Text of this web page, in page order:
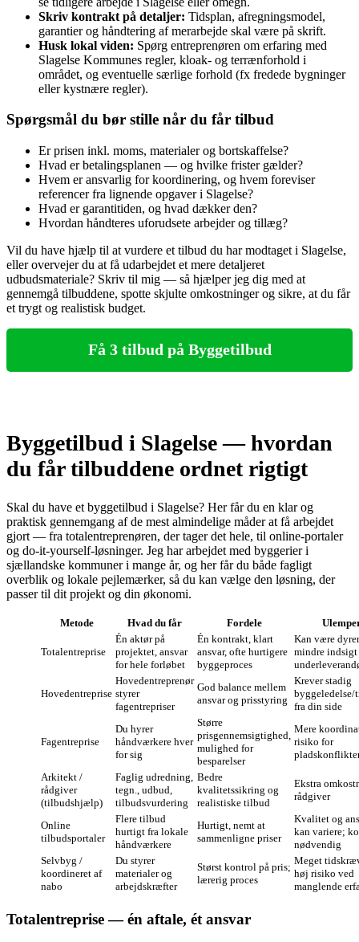
Skriv kontrakt på detaljer: Tidsplan, afregningsmodel,
garantier og håndtering af merarbejde skal være på skrift.
Husk lokal viden: Spørg entreprenøren om erfaring med
Slagelse Kommunes regler, kloak- og terrænforhold i
området, og eventuelle særlige forhold (fx fredede bygninger
eller kystnære regler).
Spørgsmål du bør stille når du får tilbud
Er prisen inkl. moms, materialer og bortskaffelse?
Hvad er betalingsplanen — og hvilke frister gælder?
Hvem er ansvarlig for koordinering, og hvem foreviser
referencer fra lignende opgaver i Slagelse?
Hvad er garantitiden, og hvad dækker den?
Hvordan håndteres uforudsete arbejder og tillæg?
Vil du have hjælp til at vurdere et tilbud du har modtaget i Slagelse,
eller overvejer du at få udarbejdet et mere detaljeret
udbudsmateriale? Skriv til mig — så hjælper jeg dig med at
gennemgå tilbuddene, spotte skjulte omkostninger og sikre, at du får
et trygt og realistisk budget.
Få 3 tilbud på Byggetilbud
Byggetilbud i Slagelse — hvordan
du får tilbuddene ordnet rigtigt
Skal du have et byggetilbud i Slagelse? Her får du en klar og
praktisk gennemgang af de mest almindelige måder at få arbejdet
gjort — fra totalentreprenøren, der tager det hele, til online‑portaler
og do‑it‑yourself‑løsninger. Jeg har arbejdet med byggerier i
sjællandske kommuner i mange år, og her får du både fagligt
overblik og lokale pejlemærker, så du kan vælge den løsning, der
passer til dit projekt og din økonomi.
Metode Hvad du får Fordele
Totalentreprise
Én aktør på
projektet, ansvar
for hele forløbet
Én kontrakt, klart
ansvar, ofte hurtigere
byggeproces
Kan være
mindre
Hovedentreprise
Hovedentreprenør
styrer
fagentrepriser
God balance mellem
ansvar og prisstyring
Krever stadig
byggeledelse/
fra din side
Fagentreprise
Du hyrer
håndværkere hver
for sig
Større
prisgennemsigtighed,
mulighed for
besparelser
Mere
risiko for
Arkitekt /
rådgiver
(tilbudshjælp)
Faglig udredning,
tegn., udbud,
tilbudsvurdering
Bedre
kvalitetssikring og
realistiske tilbud
Ekstra
rådgiver
Online
tilbudsportaler
Flere tilbud
hurtigt fra lokale
håndværkere
Hurtigt, nemt at
sammenligne priser
Kvalitet og
kan variere;
nødvendig
Selvbyg /
koordineret af
nabo
Du styrer
materialer og
arbejdskræfter
Størst kontrol på pris;
lærerig proces
Meget
høj risiko ved
manglende
Totalentreprise — én aftale, ét ansvar